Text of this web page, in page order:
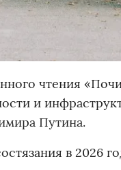
чтения
и
Путина.
в 2026